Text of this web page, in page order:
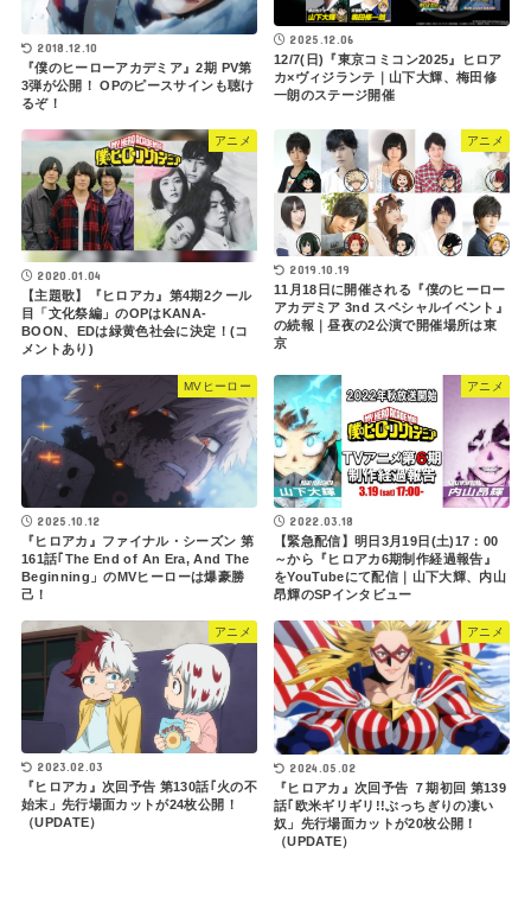
2018.12.10
『僕のヒーローアカデミア』2期 PV第
3弾が公開！ OPのピースサインも聴け
るぞ！
2025.12.06
12/7(日)『東京コミコン2025』ヒロア
カ×ヴィジランテ｜山下大輝、梅田修
一朗のステージ開催
アニメ
2020.01.04
【主題歌】『ヒロアカ』第4期2クール
目「文化祭編」のOPはKANA-
BOON、EDは緑黄色社会に決定！(コ
メントあり)
アニメ
2019.10.19
11月18日に開催される『僕のヒーロー
アカデミア 3nd スペシャルイベント』
の続報｜昼夜の2公演で開催場所は東
京
MVヒーロー
2025.10.12
『ヒロアカ』ファイナル・シーズン 第
161話｢The End of An Era, And The
Beginning」のMVヒーローは爆豪勝
己！
アニメ
2022.03.18
【緊急配信】明日3月19日(土)17：00
～から『ヒロアカ6期制作経過報告』
をYouTubeにて配信｜山下大輝、内山
昂輝のSPインタビュー
アニメ
2023.02.03
『ヒロアカ』次回予告 第130話｢火の不
始末」先行場面カットが24枚公開！
（UPDATE）
アニメ
2024.05.02
『ヒロアカ』次回予告 ７期初回 第139
話｢欧米ギリギリ!!ぶっちぎりの凄い
奴」先行場面カットが20枚公開！
（UPDATE）